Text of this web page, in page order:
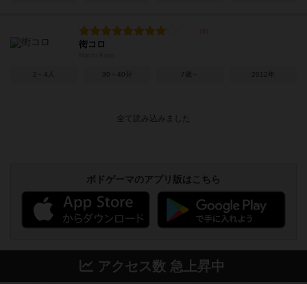
街コロ
2～4人 30～40分 7歳～ 2012年
アクセス数 急上昇中
574 PT
389 PT
リワイルド：サウスアメリカ